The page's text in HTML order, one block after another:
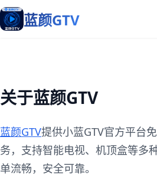
蓝颜GTV
关于蓝颜GTV
蓝颜GTV提供小蓝GTV官方平台
务，支持智能电视、机顶盒等多
单流畅，安全可靠。